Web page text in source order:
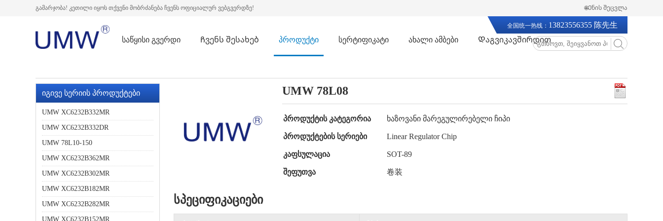
გამარჯობა! კეთილი იყოს თქვენი მობრძანება ჩვენს ოფიციალურ ვებგვერდზე! 🌐Ენის შეცვლა
საწყისი გვერდი Ჩვენს შესახებ პროდუქტი სერტიფიკატი ახალი ამბები Დაგვიკავშირდით
全国统一热线： 13823556355 陈先生
იგივე სერიის პროდუქტები
UMW XC6232B332MR
UMW XC6232B332DR
UMW 78L10-150
UMW XC6232B362MR
UMW XC6232B302MR
UMW XC6232B182MR
UMW XC6232B282MR
UMW XC6232B152MR
UMW 78L08
პროდუქტის კატეგორია ხაზოვანი მარეგულირებელი ჩიპი
პროდუქტების სერიები Linear Regulator Chip
კაფსულაცია SOT-89
შეფუთვა 卷装
სპეციფიკაციები